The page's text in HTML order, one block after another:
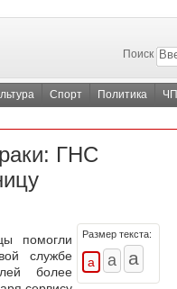
Поиск
Спорт Политика ЧП
ГНС
Размер текста:
помогли
службе
более